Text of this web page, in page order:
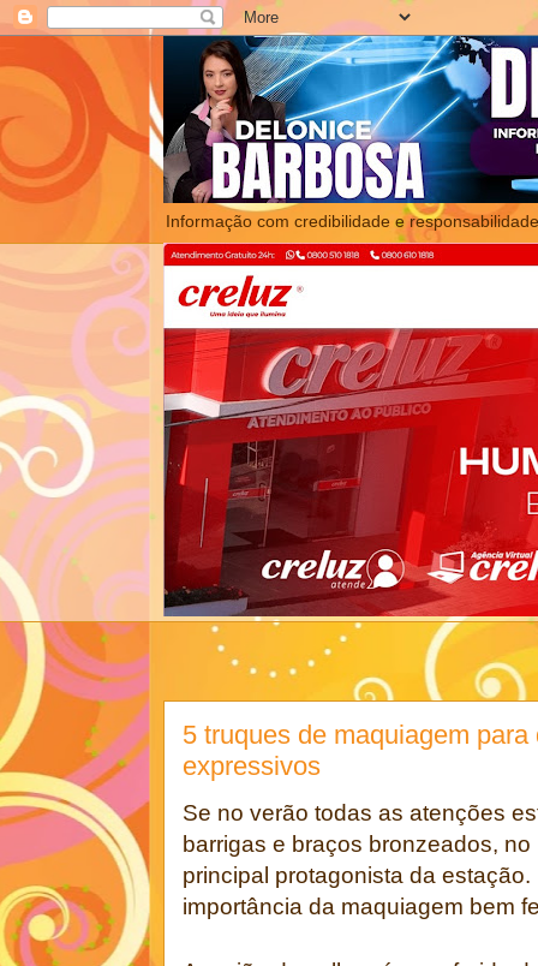
Informação com credibilidade e
5 truques de maquiagem
expressivos
Se no verão todas as atenções
barrigas e braços bronzeados,
principal protagonista da
importância da maquiagem bem